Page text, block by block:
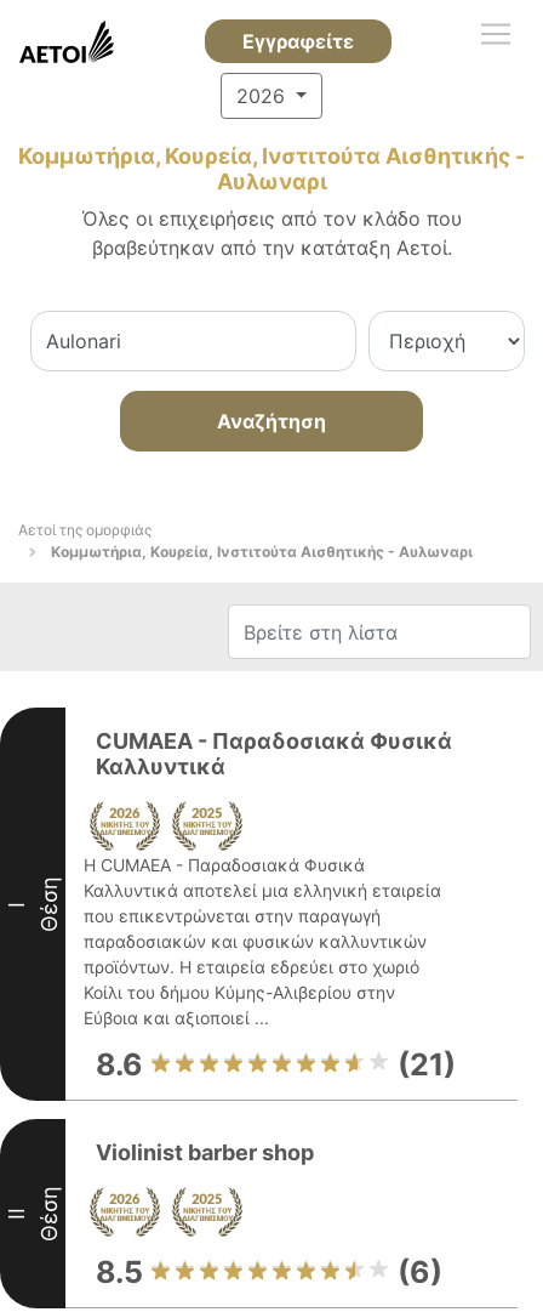
Εγγραφείτε
2026
Κομμωτήρια, Κουρεία, Ινστιτούτα Αισθητικής -
Αυλωναρι
Όλες οι επιχειρήσεις από τον κλάδο που
βραβεύτηκαν από την κατάταξη Αετοί.
Αναζήτηση
Αετοί της ομορφιάς
Κομμωτήρια, Κουρεία, Ινστιτούτα Αισθητικής - Αυλωναρι
I Θέση
CUMAEA - Παραδοσιακά Φυσικά
Καλλυντικά
Η CUMAEA - Παραδοσιακά Φυσικά
Καλλυντικά αποτελεί μια ελληνική εταιρεία
που επικεντρώνεται στην παραγωγή
παραδοσιακών και φυσικών καλλυντικών
προϊόντων. Η εταιρεία εδρεύει στο χωριό
Κοίλι του δήμου Κύμης-Αλιβερίου στην
Εύβοια και αξιοποιεί ...
8.6 (21)
II Θέση
Violinist barber shop
8.5 (6)